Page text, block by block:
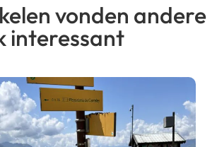
vonden andere
interessant